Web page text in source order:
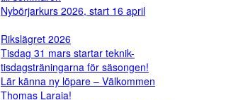
Nybörjarkurs 2026, start 16 april
Rikslägret 2026
Tisdag 31 mars startar teknik-
tisdagsträningarna för säsongen!
Lär känna ny löpare – Välkommen
Thomas Laraia!